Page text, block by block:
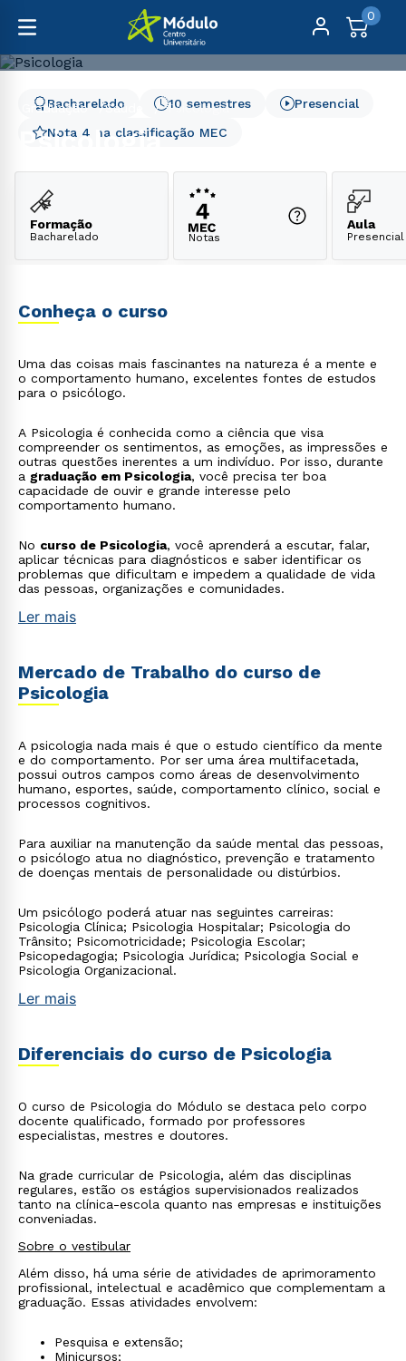
0
Graduação Saúde Psicologia
Psicologia
Nota 4 na classificação MEC
10 semestres
Bacharelado Presencial
Formação
Bacharelado Notas
Aula
Presencial
Conheça o curso
Uma das coisas mais fascinantes na natureza é a mente e
o comportamento humano, excelentes fontes de estudos
para o psicólogo.
A Psicologia é conhecida como a ciência que visa
compreender os sentimentos, as emoções, as impressões e
outras questões inerentes a um indivíduo. Por isso, durante
a graduação em Psicologia, você precisa ter boa
capacidade de ouvir e grande interesse pelo
comportamento humano.
No curso de Psicologia, você aprenderá a escutar, falar,
aplicar técnicas para diagnósticos e saber identificar os
problemas que dificultam e impedem a qualidade de vida
das pessoas, organizações e comunidades.
Ler mais
Mercado de Trabalho do curso de
Psicologia
A psicologia nada mais é que o estudo científico da mente
e do comportamento. Por ser uma área multifacetada,
possui outros campos como áreas de desenvolvimento
humano, esportes, saúde, comportamento clínico, social e
processos cognitivos.
Para auxiliar na manutenção da saúde mental das pessoas,
o psicólogo atua no diagnóstico, prevenção e tratamento
de doenças mentais de personalidade ou distúrbios.
Um psicólogo poderá atuar nas seguintes carreiras:
Psicologia Clínica; Psicologia Hospitalar; Psicologia do
Trânsito; Psicomotricidade; Psicologia Escolar;
Psicopedagogia; Psicologia Jurídica; Psicologia Social e
Psicologia Organizacional.
Ler mais
Diferenciais do curso de Psicologia
O curso de Psicologia do Módulo se destaca pelo corpo
docente qualificado, formado por professores
especialistas, mestres e doutores.
Na grade curricular de Psicologia, além das disciplinas
regulares, estão os estágios supervisionados realizados
tanto na clínica-escola quanto nas empresas e instituições
conveniadas.
Sobre o vestibular
Além disso, há uma série de atividades de aprimoramento
profissional, intelectual e acadêmico que complementam a
graduação. Essas atividades envolvem:
Pesquisa e extensão;
Minicursos;